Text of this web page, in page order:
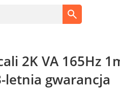
2K VA 165Hz
letnia gwarancja